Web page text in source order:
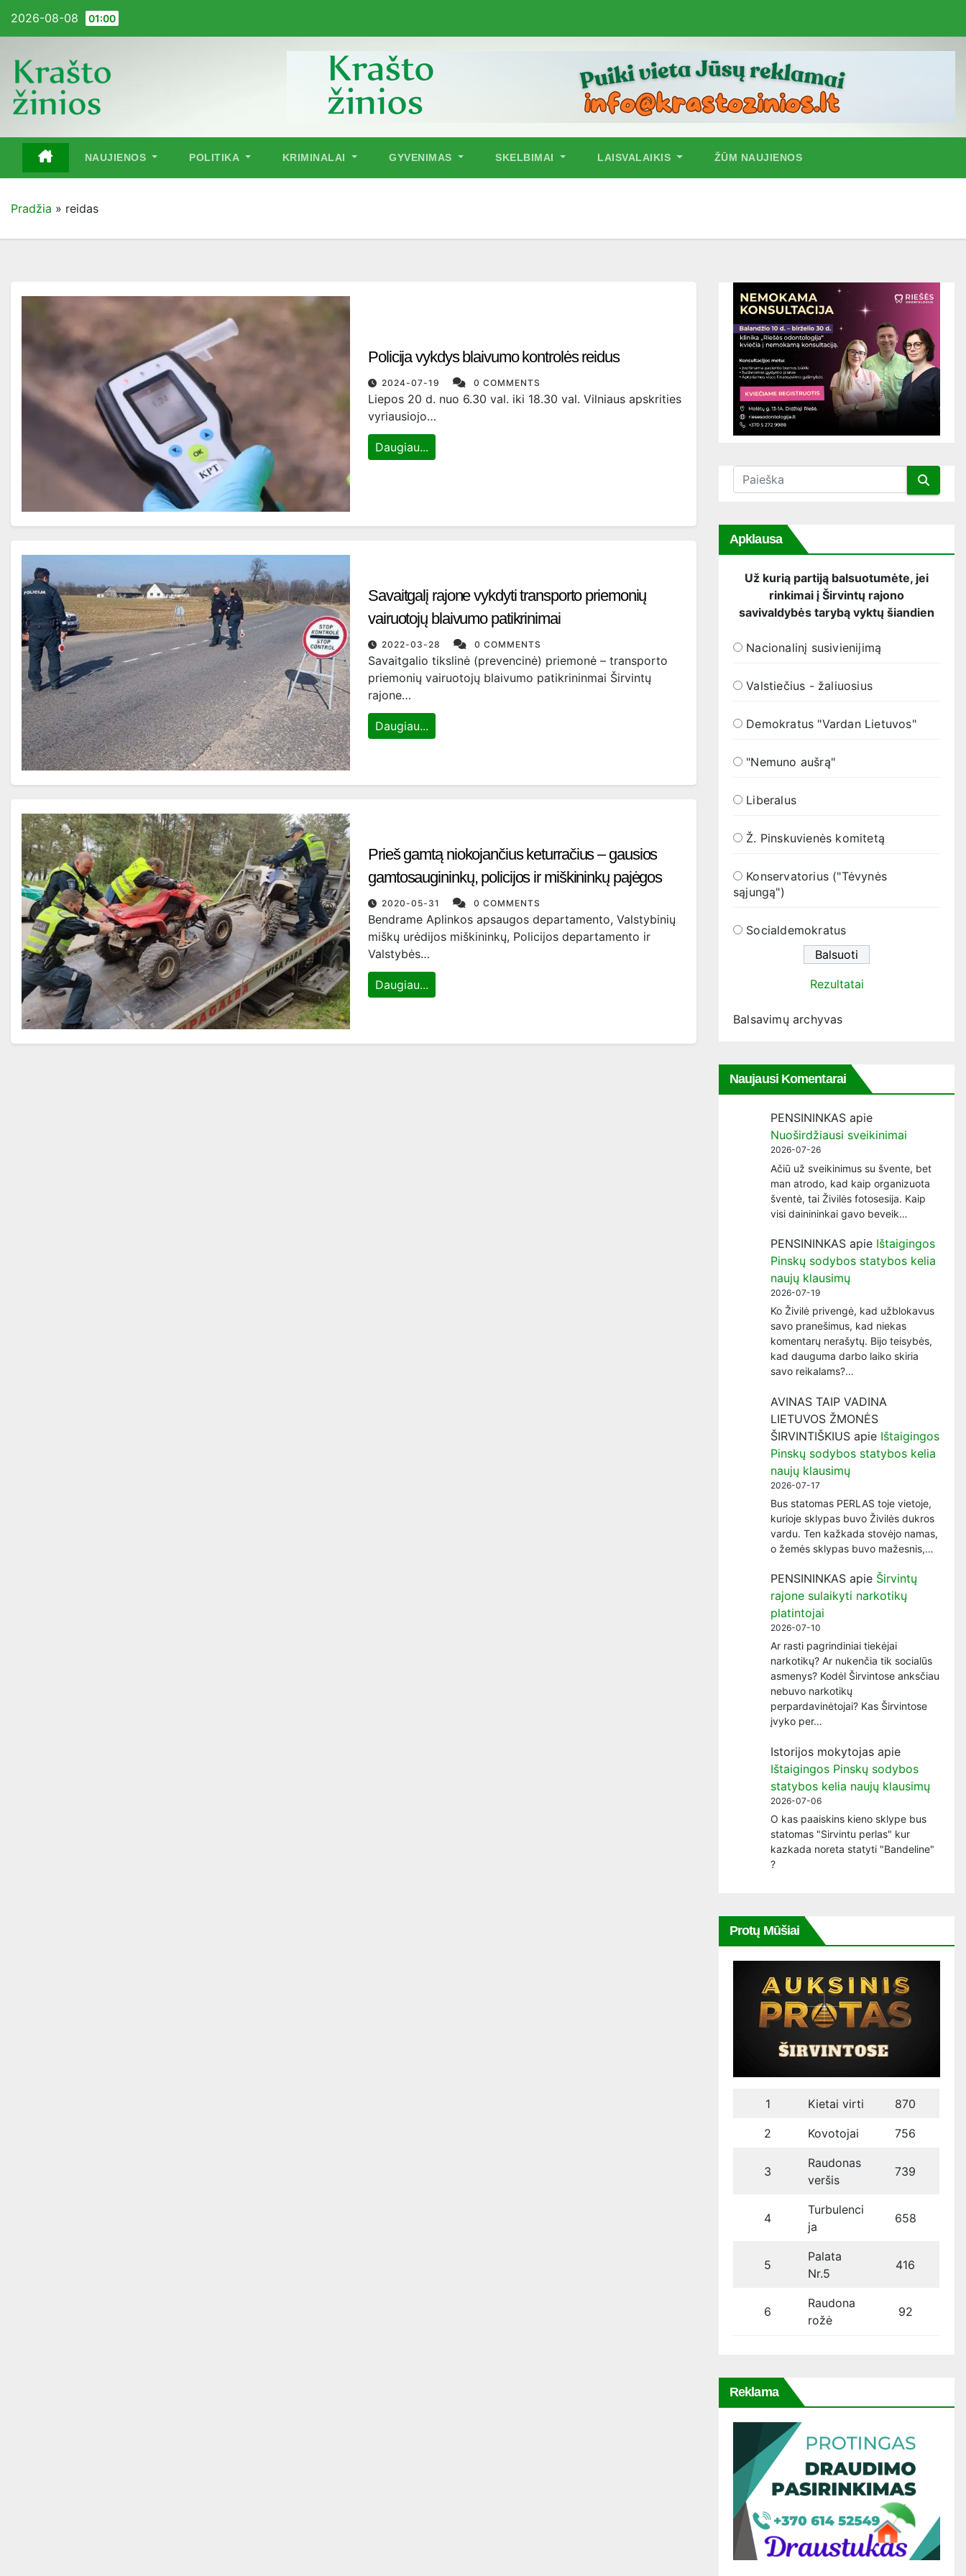
2026-08-08 01:00
NAUJIENOS POLITIKA KRIMINALAI GYVENIMAS SKELBIMAI LAISVALAIKIS ŽŪM NAUJIENOS
Pradžia » reidas
Policija vykdys blaivumo kontrolės reidus
2024-07-19 0 COMMENTS
Liepos 20 d. nuo 6.30 val. iki 18.30 val. Vilniaus apskrities
vyriausiojo…
Daugiau...
Savaitgalį rajone vykdyti transporto priemonių
vairuotojų blaivumo patikrinimai
2022-03-28 0 COMMENTS
Savaitgalio tikslinė (prevencinė) priemonė – transporto
priemonių vairuotojų blaivumo patikrininmai Širvintų
rajone…
Daugiau...
Prieš gamtą niokojančius keturračius – gausios
gamtosaugininkų, policijos ir miškininkų pajėgos
2020-05-31 0 COMMENTS
Bendrame Aplinkos apsaugos departamento, Valstybinių
miškų urėdijos miškininkų, Policijos departamento ir
Valstybės…
Daugiau...
Apklausa
Už kurią partiją balsuotumėte, jei
rinkimai į Širvintų rajono
savivaldybės tarybą vyktų šiandien
Nacionalinį susivienijimą
Valstiečius - žaliuosius
Demokratus "Vardan Lietuvos"
"Nemuno aušrą"
Liberalus
Ž. Pinskuvienės komitetą
Konservatorius ("Tėvynės
sąjungą")
Socialdemokratus
Rezultatai
Balsavimų archyvas
Naujausi Komentarai
PENSININKAS apie
Nuoširdžiausi sveikinimai
2026-07-26
Ačiū už sveikinimus su švente, bet
man atrodo, kad kaip organizuota
šventė, tai Živilės fotosesija. Kaip
visi dainininkai gavo beveik…
PENSININKAS apie Ištaigingos
Pinskų sodybos statybos kelia
naujų klausimų
2026-07-19
Ko Živilė privengė, kad užblokavus
savo pranešimus, kad niekas
komentarų nerašytų. Bijo teisybės,
kad dauguma darbo laiko skiria
savo reikalams?…
AVINAS TAIP VADINA
LIETUVOS ŽMONĖS
ŠIRVINTIŠKIUS apie Ištaigingos
Pinskų sodybos statybos kelia
naujų klausimų
2026-07-17
Bus statomas PERLAS toje vietoje,
kurioje sklypas buvo Živilės dukros
vardu. Ten kažkada stovėjo namas,
o žemės sklypas buvo mažesnis,…
PENSININKAS apie Širvintų
rajone sulaikyti narkotikų
platintojai
2026-07-10
Ar rasti pagrindiniai tiekėjai
narkotikų? Ar nukenčia tik socialūs
asmenys? Kodėl Širvintose anksčiau
nebuvo narkotikų
perpardavinėtojai? Kas Širvintose
įvyko per…
Istorijos mokytojas apie
Ištaigingos Pinskų sodybos
statybos kelia naujų klausimų
2026-07-06
O kas paaiskins kieno sklype bus
statomas "Sirvintu perlas" kur
kazkada noreta statyti "Bandeline"
?
Protų Mūšiai
1 Kietai virti 870
2 Kovotojai 756
3
Raudonas
veršis
739
4
Turbulenci
ja
658
5
Palata
Nr.5
416
6
Raudona
rožė
92
Reklama